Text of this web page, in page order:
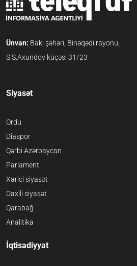
Ünvan: Bakı şəhəri, Binəqədi rayonu,
S.S.Axundov küçəsi 31/23
Siyasət
Ordu
Diaspor
Qərbi Azərbaycan
Parlament
Xarici siyasət
Daxili siyasət
Qarabağ
Analitika
İqtisadiyyat